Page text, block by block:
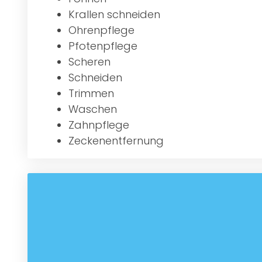
Krallen schneiden
Ohrenpflege
Pfotenpflege
Scheren
Schneiden
Trimmen
Waschen
Zahnpflege
Zeckenentfernung